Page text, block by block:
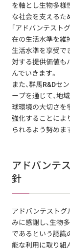
を軸とし生物多様
な社会を支えるた
「アドバンテスト
在の生活水準を維
生活水準を享受で
対する提供価値も
んでいきます。
また、群馬R&Dセ
ープを通じて、地
球環境の大切さを
強化することによ
られるよう努めま
アドバンテ
針
アドバンテストグ
みに感謝し、生物
であるという認識
能な利用に取り組